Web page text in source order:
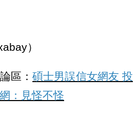
）
區：碩士男誤信女網友 投
：見怪不怪